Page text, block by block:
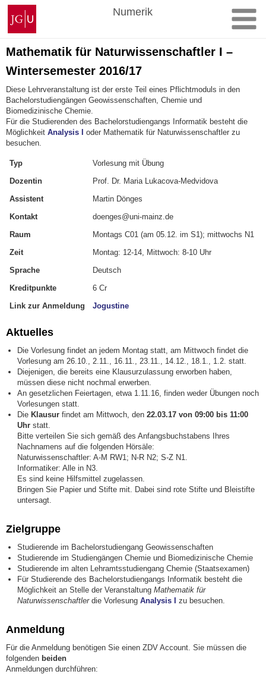
Zum
Inhalt
springen
Johannes
Gutenberg-
Universität
Mainz
Numerik
Mathematik für Naturwissenschaftler I –
Wintersemester 2016/17
Diese Lehrveranstaltung ist der erste Teil eines Pflichtmoduls in den
Bachelorstudiengängen Geowissenschaften, Chemie und
Biomedizinische Chemie.
Für die Studierenden des Bachelorstudiengangs Informatik besteht die
Möglichkeit Analysis I oder Mathematik für Naturwissenschaftler zu
besuchen.
Typ
Vorlesung mit Übung
Dozentin
Prof. Dr. Maria Lukacova-Medvidova
Assistent
Martin Dönges
Kontakt
doenges@uni-mainz.de
Raum
Montags C01 (am 05.12. im S1); mittwochs N1
Zeit
Montag: 12-14, Mittwoch: 8-10 Uhr
Sprache
Deutsch
Kreditpunkte
6 Cr
Link zur Anmeldung
Jogustine
Aktuelles
Die Vorlesung findet an jedem Montag statt, am Mittwoch findet die
Vorlesung am 26.10., 2.11., 16.11., 23.11., 14.12., 18.1., 1.2. statt.
Diejenigen, die bereits eine Klausurzulassung erworben haben,
müssen diese nicht nochmal erwerben.
An gesetzlichen Feiertagen, etwa 1.11.16, finden weder Übungen noch
Vorlesungen statt.
DieKlausur findet am Mittwoch, den22.03.17 von 09:00 bis 11:00
Uhr statt.
Bitte verteilen Sie sich gemäß des Anfangsbuchstabens Ihres
Nachnamens auf die folgenden Hörsäle:
Naturwissenschaftler: A-M RW1; N-R N2; S-Z N1.
Informatiker: Alle in N3.
Es sind keine Hilfsmittel zugelassen.
Bringen Sie Papier und Stifte mit. Dabei sind rote Stifte und Bleistifte
untersagt.
Zielgruppe
Studierende im Bachelorstudiengang Geowissenschaften
Studierende im Studiengängen Chemie und Biomedizinische Chemie
Studierende im alten Lehramtsstudiengang Chemie (Staatsexamen)
Für Studierende des Bachelorstudiengangs Informatik besteht die
Möglichkeit an Stelle der Veranstaltung Mathematik für
Naturwissenschaftlerdie VorlesungAnalysis I zu besuchen.
Anmeldung
Für die Anmeldung benötigen Sie einen ZDV Account. Sie müssen die
folgenden beiden
Anmeldungen durchführen: